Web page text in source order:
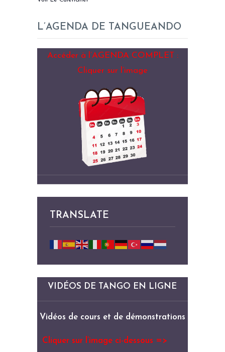
L’AGENDA DE TANGUEANDO
Accéder à l’AGENDA COMPLET :
Cliquer sur l’image
TRANSLATE
VIDÉOS DE TANGO EN LIGNE
Vidéos de cours et de démonstrations
Cliquer sur l’image ci-dessous =>